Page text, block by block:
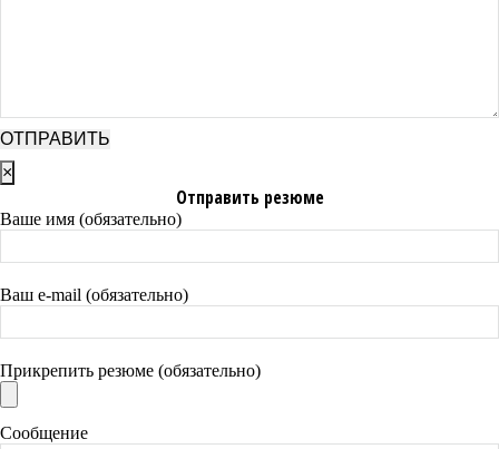
×
Отправить резюме
Ваше имя (обязательно)
Ваш e-mail (обязательно)
Прикрепить резюме (обязательно)
Сообщение